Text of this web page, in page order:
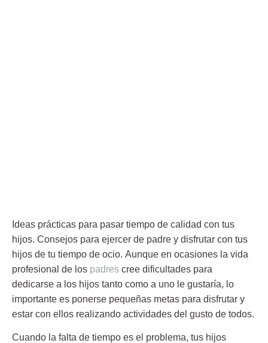
Ideas prácticas para pasar tiempo de calidad con tus
hijos. Consejos para ejercer de padre y disfrutar con tus
hijos de tu tiempo de ocio. Aunque en ocasiones la vida
profesional de los padres cree dificultades para
dedicarse a los hijos tanto como a uno le gustaría, lo
importante es ponerse pequeñas metas para disfrutar y
estar con ellos realizando actividades del gusto de todos.
Cuando la falta de tiempo es el problema, tus hijos